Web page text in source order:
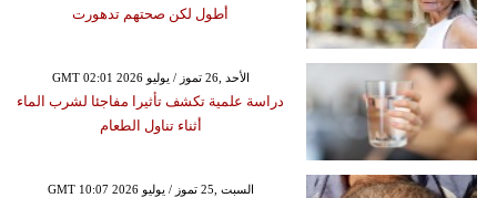
أطول لكن صحتهم تدهورت
GMT 02:01 2026 الأحد ,26 تموز / يوليو
دراسة علمية تكشف تأثيرا مفاجئا لشرب الماء
أثناء تناول الطعام
GMT 10:07 2026 السبت ,25 تموز / يوليو